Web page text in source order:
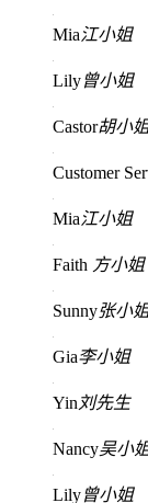
Mia江小姐
Lily曾小姐
Castor胡小
Customer
Mia江小姐
Faith 方小姐
Sunny张小
Gia李小姐
Yin 刘先生
Nancy吴小
Lily曾小姐